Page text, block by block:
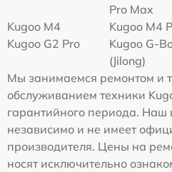
Pro Max
Kugoo M4
Kugoo M4
Kugoo G2 Pro
Kugoo G-
(Jilong)
Мы занимаемся ремонтом и
обслуживанием техники
гарантийного периода. Наш
независимо и не имеет
производителя. Цены на
носят исключительно